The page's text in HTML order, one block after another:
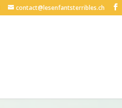
contact@lesenfantsterribles.ch